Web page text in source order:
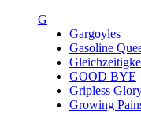
G
Gargoyles
Gasoline
GOOD BYE
Gripless
Growing